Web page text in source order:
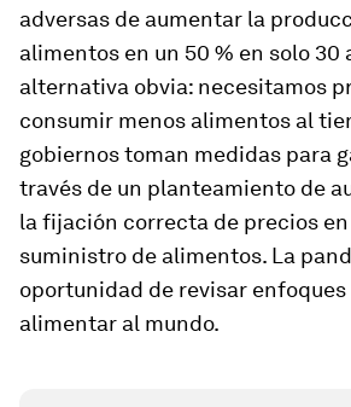
adversas de aumentar la
alimentos en un 50 % en solo 30
alternativa obvia: necesitamos
consumir menos alimentos al
gobiernos toman medidas para
través de un planteamiento de
la fijación correcta de precios
suministro de alimentos. La
oportunidad de revisar
alimentar al mundo.